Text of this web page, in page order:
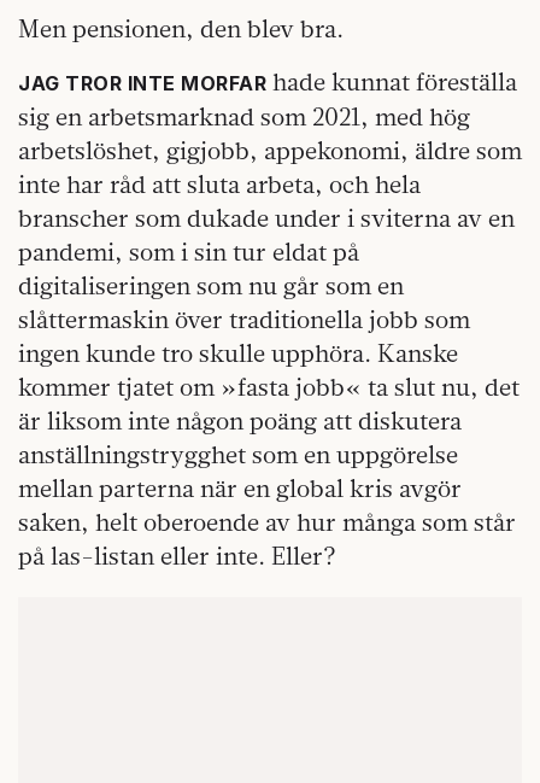
Men pensionen, den blev bra.
JAG TROR INTE MORFAR hade kunnat föreställa
sig en arbetsmarknad som 2021, med hög
arbetslöshet, gigjobb, appekonomi, äldre som
inte har råd att sluta arbeta, och hela
branscher som dukade under i sviterna av en
pandemi, som i sin tur eldat på
digitaliseringen som nu går som en
slåttermaskin över traditionella jobb som
ingen kunde tro skulle upphöra. Kanske
kommer tjatet om »fasta jobb« ta slut nu, det
är liksom inte någon poäng att diskutera
anställningstrygghet som en uppgörelse
mellan parterna när en global kris avgör
saken, helt oberoende av hur många som står
på las-listan eller inte. Eller?